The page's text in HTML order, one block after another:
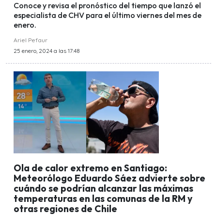
Conoce y revisa el pronóstico del tiempo que lanzó el
especialista de CHV para el último viernes del mes de
enero.
Ariel Pefaur
25 enero, 2024 a las 17:48
Ola de calor extremo en Santiago:
Meteorólogo Eduardo Sáez advierte sobre
cuándo se podrían alcanzar las máximas
temperaturas en las comunas de la RM y
otras regiones de Chile